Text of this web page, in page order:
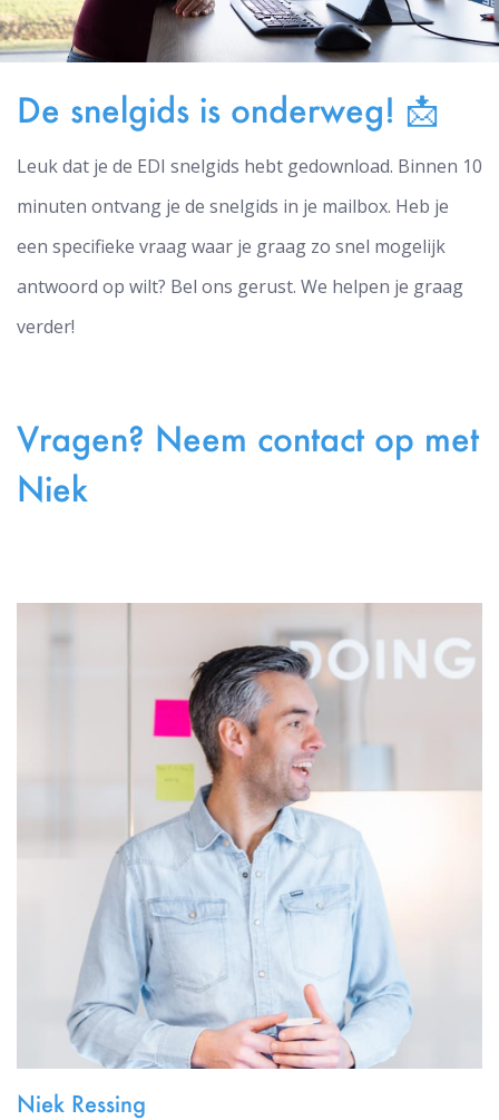
De snelgids is onderweg! 📩
Leuk dat je de EDI snelgids hebt gedownload. Binnen 10
minuten ontvang je de snelgids in je mailbox. Heb je
een specifieke vraag waar je graag zo snel mogelijk
antwoord op wilt? Bel ons gerust. We helpen je graag
verder!
Vragen? Neem contact op met
Niek
Niek Ressing